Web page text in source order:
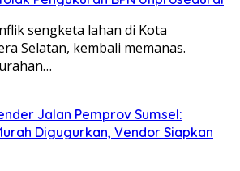
sengketa lahan di Kota
Selatan, kembali memanas.
Jalan Pemprov Sumsel:
Digugurkan, Vendor Siapkan